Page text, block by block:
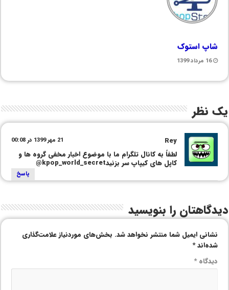
شاپ استوک
16 مرداد 1399
یک نظر
Rey 21 مهر 1399 در 00:08
لطفاً به کانال تلگرام ما با موضوع اخبار مخفی گروه ها و
کاپل های کیپاپ سر بزنیدkpop_world_secret@
پاسخ
دیدگاهتان را بنویسید
نشانی ایمیل شما منتشر نخواهد شد. بخش‌های موردنیاز علامت‌گذاری
شده‌اند*
دیدگاه*